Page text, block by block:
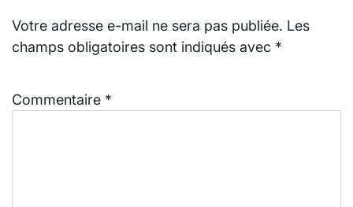
Votre adresse e-mail ne sera pas publiée. Les
champs obligatoires sont indiqués avec *
Commentaire *